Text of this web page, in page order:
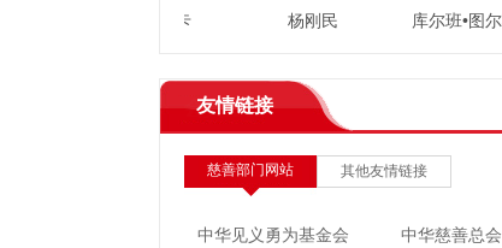
杨刚民
友情链接
慈善部门网站 其他友情链接
中华见义勇为基金会 中华慈善总会